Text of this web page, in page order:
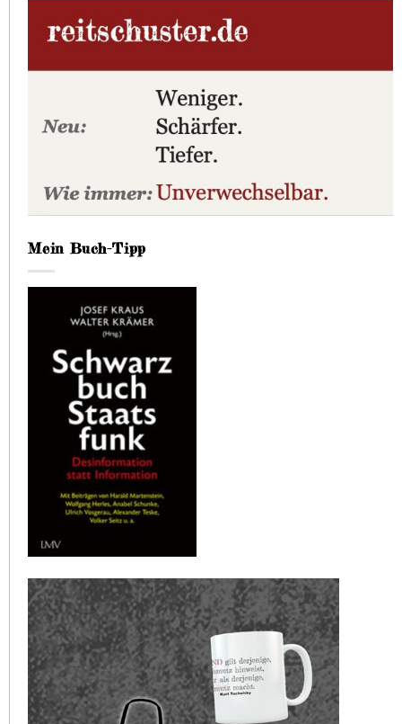
Mein Buch-Tipp